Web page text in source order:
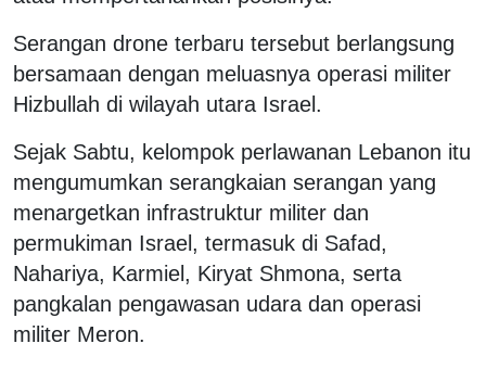
Serangan drone terbaru tersebut berlangsung
bersamaan dengan meluasnya operasi militer
Hizbullah di wilayah utara Israel.
Sejak Sabtu, kelompok perlawanan Lebanon itu
mengumumkan serangkaian serangan yang
menargetkan infrastruktur militer dan
permukiman Israel, termasuk di Safad,
Nahariya, Karmiel, Kiryat Shmona, serta
pangkalan pengawasan udara dan operasi
militer Meron.